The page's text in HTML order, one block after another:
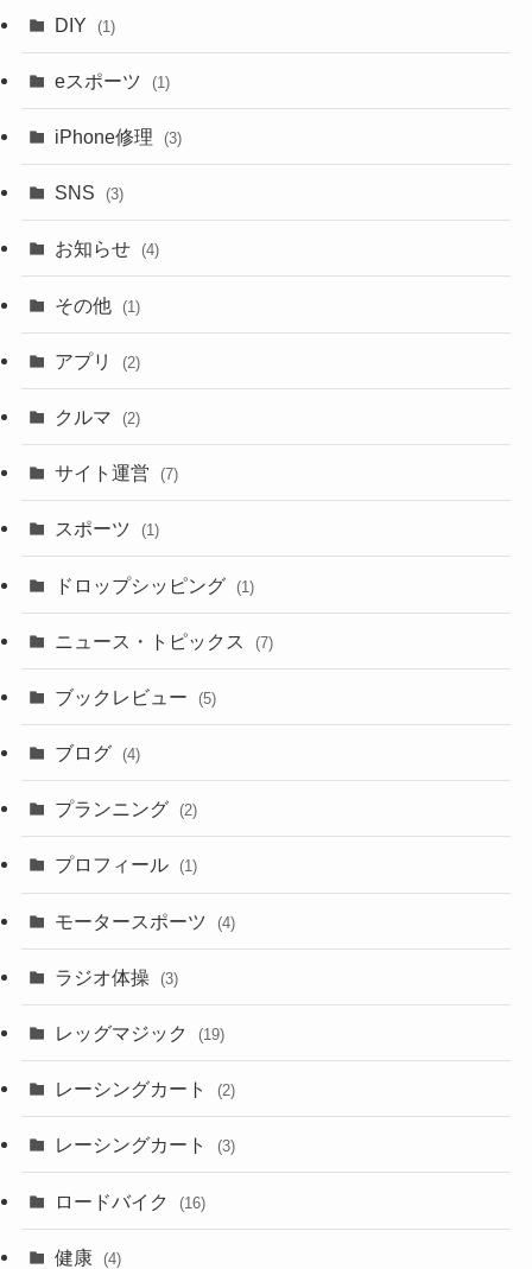
DIY (1)
eスポーツ (1)
iPhone修理 (3)
SNS (3)
お知らせ (4)
その他 (1)
アプリ (2)
クルマ (2)
サイト運営 (7)
スポーツ (1)
ドロップシッピング (1)
ニュース・トピックス (7)
ブックレビュー (5)
ブログ (4)
プランニング (2)
プロフィール (1)
モータースポーツ (4)
ラジオ体操 (3)
レッグマジック (19)
レーシングカート (2)
レーシングカート (3)
ロードバイク (16)
健康 (4)